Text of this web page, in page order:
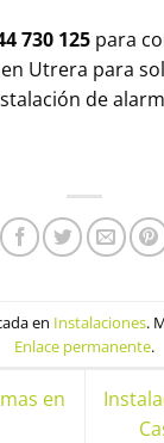
730 125 para
Utrera para
de
en Instalaciones.
Enlace permanente.
en